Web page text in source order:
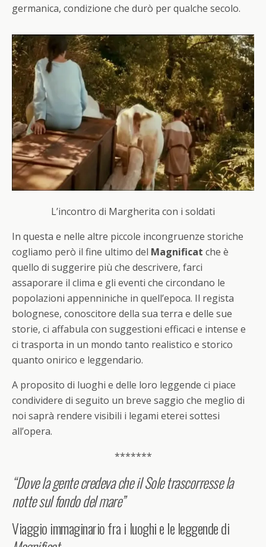
germanica, condizione che durò per qualche secolo.
L’incontro di Margherita con i soldati
In questa e nelle altre piccole incongruenze storiche
cogliamo però il fine ultimo del Magnificat che è
quello di suggerire più che descrivere, farci
assaporare il clima e gli eventi che circondano le
popolazioni appenniniche in quell’epoca. Il regista
bolognese, conoscitore della sua terra e delle sue
storie, ci affabula con suggestioni efficaci e intense e
ci trasporta in un mondo tanto realistico e storico
quanto onirico e leggendario.
A proposito di luoghi e delle loro leggende ci piace
condividere di seguito un breve saggio che meglio di
noi saprà rendere visibili i legami eterei sottesi
all’opera.
*******
“Dove la gente credeva che il Sole trascorresse la
notte sul fondo del mare”
Viaggio immaginario fra i luoghi e le leggende di